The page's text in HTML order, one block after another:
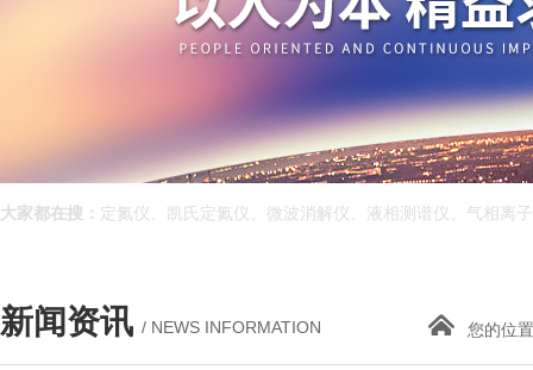
大家都在搜： 定氮仪、凯氏定氮仪、微波消解仪、液相测谱仪、气相离
新闻资讯 / NEWS INFORMATION 您的位置